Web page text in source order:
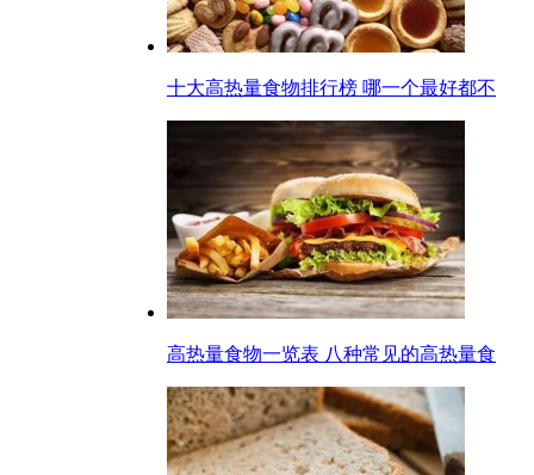
十大高热量食物排行榜 哪一个最好都不
高热量食物一览表 八种常见的高热量食